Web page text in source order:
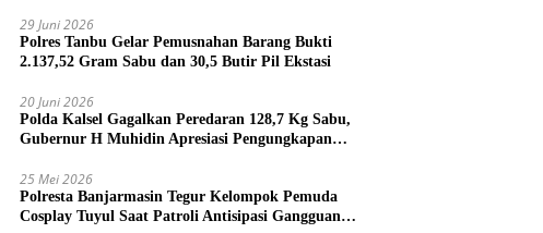
29 Juni 2026
Polres Tanbu Gelar Pemusnahan Barang Bukti
2.137,52 Gram Sabu dan 30,5 Butir Pil Ekstasi
20 Juni 2026
Polda Kalsel Gagalkan Peredaran 128,7 Kg Sabu,
Gubernur H Muhidin Apresiasi Pengungkapan
25 Mei 2026
Polresta Banjarmasin Tegur Kelompok Pemuda
Cosplay Tuyul Saat Patroli Antisipasi Gangguan